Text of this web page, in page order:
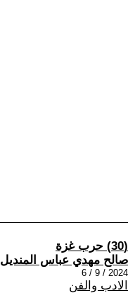
(30) حرب غزة
صالح مهدي عباس المنديل
2024 / 9 / 6
الادب والفن